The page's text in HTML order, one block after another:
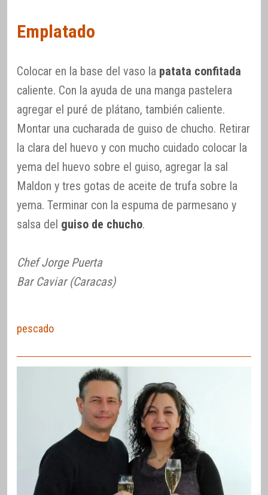
Emplatado
Colocar en la base del vaso la patata confitada
caliente. Con la ayuda de una manga pastelera
agregar el puré de plátano, también caliente.
Montar una cucharada de guiso de chucho. Retirar
la clara del huevo y con mucho cuidado colocar la
yema del huevo sobre el guiso, agregar la sal
Maldon y tres gotas de aceite de trufa sobre la
yema. Terminar con la espuma de parmesano y
salsa del guiso de chucho.
Chef Jorge Puerta
Bar Caviar (Caracas)
pescado